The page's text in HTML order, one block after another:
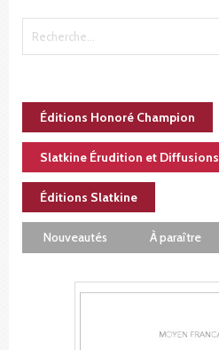
Éditions Honoré Champion
Slatkine Érudition et Diffusions
Éditions Slatkine
Nouveautés À paraître